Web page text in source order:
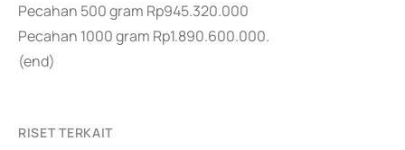
Pecahan 500 gram Rp945.320.000
Pecahan 1000 gram Rp1.890.600.000.
(end)
RISET TERKAIT